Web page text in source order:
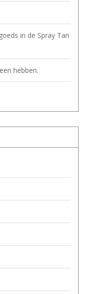
in de Spray Tan
hebben.